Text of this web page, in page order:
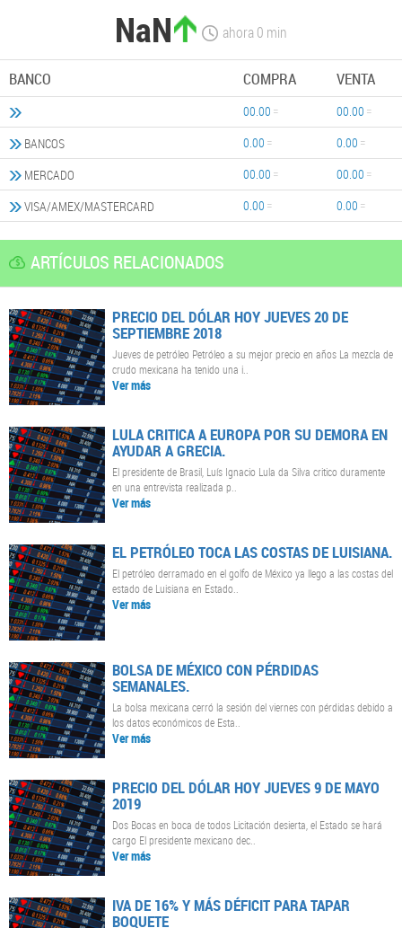
NaN ahora0 min
BANCO COMPRA VENTA
00.00
00.00
BANCOS
0.00
0.00
MERCADO
00.00
00.00
VISA/AMEX/MASTERCARD
0.00 0.00
ARTÍCULOS RELACIONADOS
PRECIO DEL DÓLAR HOY JUEVES 20 DE
SEPTIEMBRE 2018
Jueves de petróleo Petróleo a su mejor precio en años La mezcla de
crudo mexicana ha tenido una i..
Ver más
LULA CRITICA A EUROPA POR SU DEMORA EN
AYUDAR A GRECIA.
El presidente de Brasil, Luís Ignacio Lula da Silva critico duramente
en una entrevista realizada p..
Ver más
EL PETRÓLEO TOCA LAS COSTAS DE LUISIANA.
El petróleo derramado en el golfo de México ya llego a las costas del
estado de Luisiana en Estado..
Ver más
BOLSA DE MÉXICO CON PÉRDIDAS
SEMANALES.
La bolsa mexicana cerró la sesión del viernes con pérdidas debido a
los datos económicos de Esta..
Ver más
PRECIO DEL DÓLAR HOY JUEVES 9 DE MAYO
2019
Dos Bocas en boca de todos Licitación desierta, el Estado se hará
cargo El presidente mexicano dec..
Ver más
IVA DE 16% Y MÁS DÉFICIT PARA TAPAR
BOQUETE